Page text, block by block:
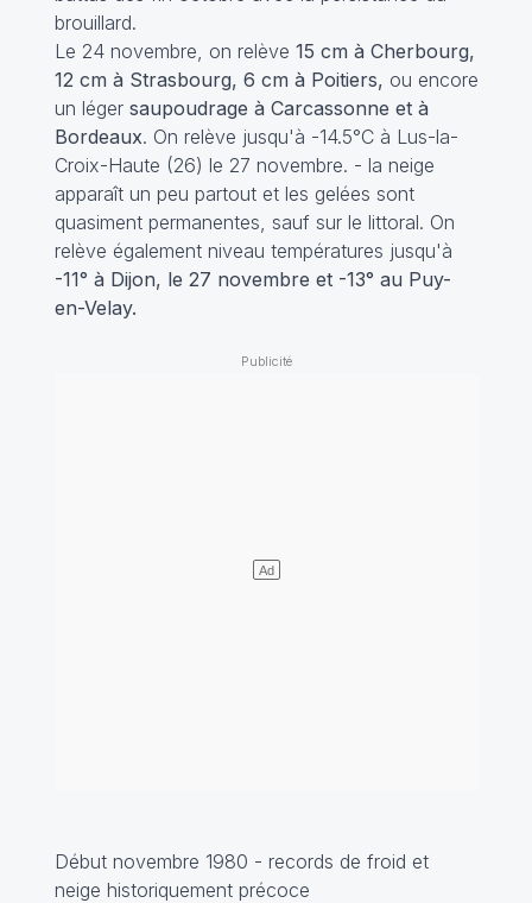
brouillard.
Le 24 novembre, on relève 15 cm à Cherbourg,
12 cm à Strasbourg, 6 cm à Poitiers, ou encore
un léger saupoudrage à Carcassonne et à
Bordeaux. On relève jusqu'à -14.5°C à Lus-la-
Croix-Haute (26) le 27 novembre. - la neige
apparaît un peu partout et les gelées sont
quasiment permanentes, sauf sur le littoral. On
relève également niveau températures jusqu'à
-11° à Dijon, le 27 novembre et -13° au Puy-
en-Velay.
Début novembre 1980 - records de froid et
neige historiquement précoce